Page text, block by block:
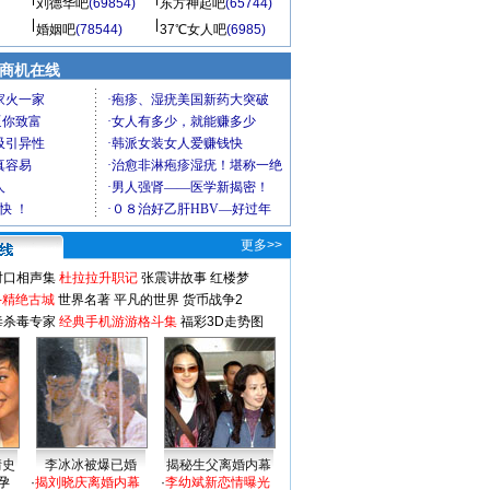
刘德华吧(69854) 东方神起吧(65744)
婚姻吧(78544) 37℃女人吧(6985)
商机在线
更多>>
口相声集 杜拉拉升职记 张震讲故事 红楼梦
绝古城 世界名著 平凡的世界 货币战争2
毒专家 经典手机游游格斗集 福彩3D走势图
李冰冰被爆已婚
揭秘生父离婚内幕
·揭刘晓庆离婚内幕 ·李幼斌新恋情曝光